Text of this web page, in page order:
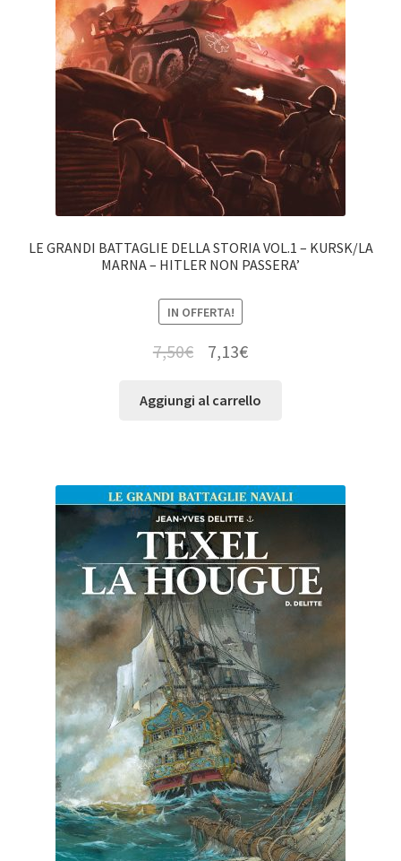
LE GRANDI BATTAGLIE DELLA STORIA VOL.1 – KURSK/LA
MARNA – HITLER NON PASSERA’
IN OFFERTA!
7,50€ 7,13€
Aggiungi al carrello